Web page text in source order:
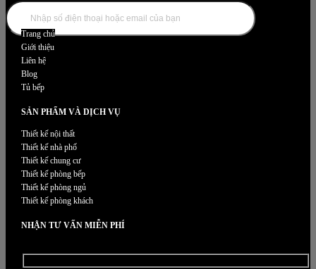
DANH MỤC NỘI THẤT
Trang chủ
Giới thiệu
Liên hệ
Blog
Tủ bếp
SẢN PHẨM VÀ DỊCH VỤ
Thiết kế nội thất
Thiết kế nhà phố
Thiết kế chung cư
Thiết kế phòng bếp
Thiết kế phòng ngủ
Thiết kế phòng khách
NHẬN TƯ VẤN MIỄN PHÍ